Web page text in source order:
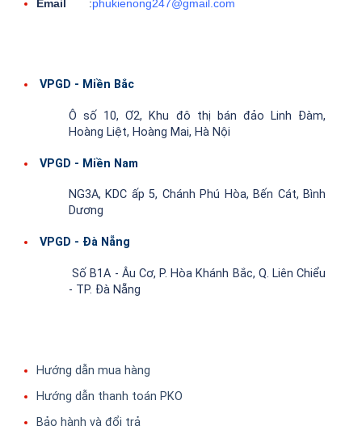
Email :phukienong247@gmail.com
VPGD - Miền Bắc
Ô số 10, Ơ2, Khu đô thị bán đảo Linh Đàm,
Hoàng Liệt, Hoàng Mai, Hà Nội
VPGD - Miền Nam
NG3A, KDC ấp 5, Chánh Phú Hòa, Bến Cát, Bình
Dương
VPGD - Đà Nẵng
Số B1A - Âu Cơ, P. Hòa Khánh Bắc, Q. Liên Chiểu
- TP. Đà Nẵng
Hướng dẫn mua hàng
Hướng dẫn thanh toán PKO
Bảo hành và đổi trả